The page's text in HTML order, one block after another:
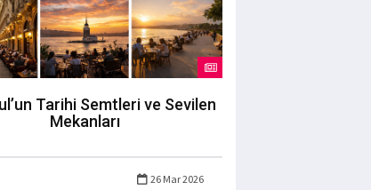
Tarihi Semtleri ve Sevilen
Mekanları
26 Mar 2026